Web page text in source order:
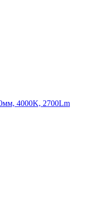
4000K, 2700Lm